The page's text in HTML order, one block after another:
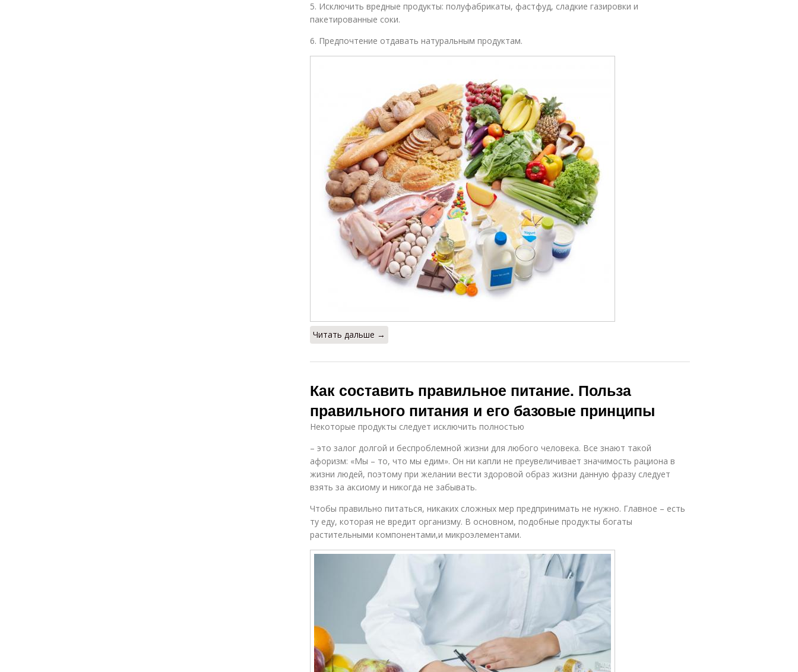
5. Исключить вредные продукты: полуфабрикаты, фастфуд, сладкие газировки и
пакетированные соки.
6. Предпочтение отдавать натуральным продуктам.
Читать дальше →
Как составить правильное питание. Польза
правильного питания и его базовые принципы
Некоторые продукты следует исключить полностью
– это залог долгой и беспроблемной жизни для любого человека. Все знают такой
афоризм: «Мы – то, что мы едим». Он ни капли не преувеличивает значимость рациона в
жизни людей, поэтому при желании вести здоровой образ жизни данную фразу следует
взять за аксиому и никогда не забывать.
Чтобы правильно питаться, никаких сложных мер предпринимать не нужно. Главное – есть
ту еду, которая не вредит организму. В основном, подобные продукты богаты
растительными компонентами,и микроэлементами.